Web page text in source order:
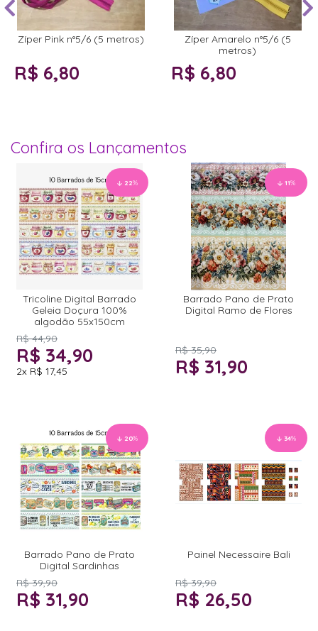
Zíper Pink n°5/6 (5 metros)
R$ 6,80
Zíper Amarelo n°5/6 (5
metros)
R$ 6,80
Confira os Lançamentos
22%
Tricoline Digital Barrado
Geleia Doçura 100%
algodão 55x150cm
R$ 44,90
R$ 34,90
2x R$ 17,45
11%
Barrado Pano de Prato
Digital Ramo de Flores
R$ 35,90
R$ 31,90
20%
Barrado Pano de Prato
Digital Sardinhas
R$ 39,90
R$ 31,90
34%
Painel Necessaire Bali
R$ 39,90
R$ 26,50